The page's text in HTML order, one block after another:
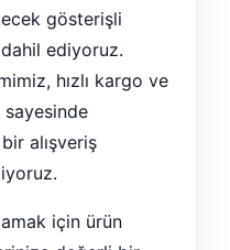
gösterişli
ediyoruz.
hızlı kargo ve
sayesinde
alışveriş
için ürün